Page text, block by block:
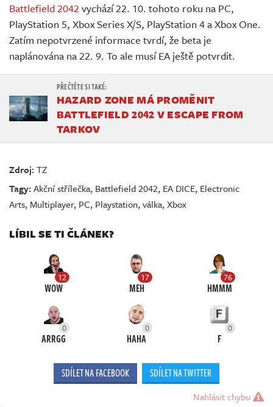
Battlefield 2042 vychází 22. 10. tohoto roku na PC,
PlayStation 5, Xbox Series X/S, PlayStation 4 a Xbox One.
Zatím nepotvrzené informace tvrdí, že beta je
naplánována na 22. 9. To ale musí EA ještě potvrdit.
HAZARD ZONE MÁ PROMĚNIT
BATTLEFIELD 2042 V ESCAPE FROM
TARKOV
Zdroj:TZ
Tagy:Akční střílečka, Battlefield 2042, EA DICE, Electronic
Arts, Multiplayer, PC, Playstation,válka,Xbox
LÍBIL SE TI ČLÁNEK?
12
WOW
17
MEH
76
HMMM
0
ARRGG
0
HAHA
0
F
SDÍLET NA FACEBOOK SDÍLET NA TWITTER
Nahlásit chybu